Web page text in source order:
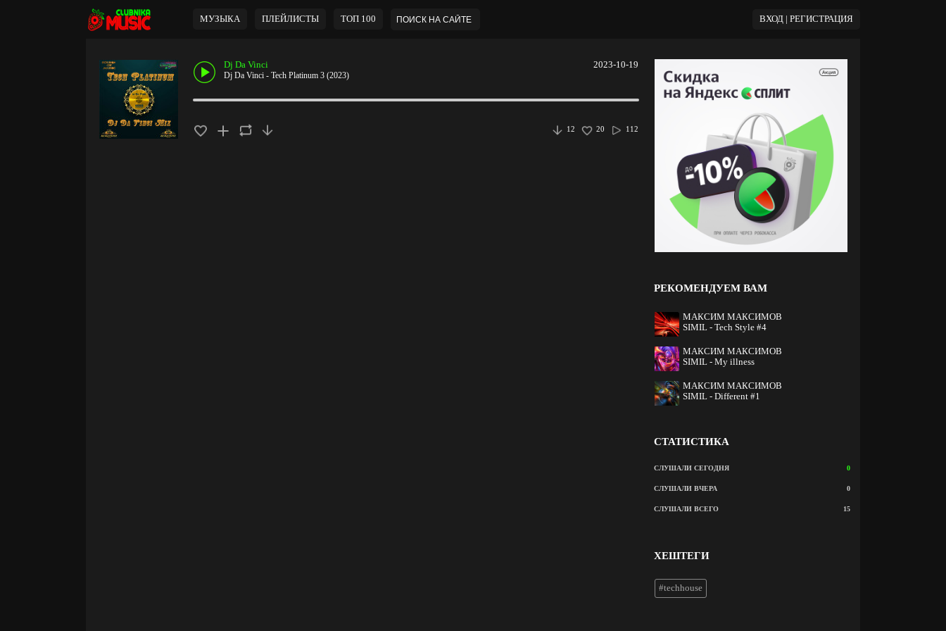
МУЗЫКА ПЛЕЙЛИСТЫ ТОП 100 ВХОД | РЕГИСТРАЦИЯ
2023-10-19
Dj Da Vinci
Dj Da Vinci - Tech Platinum 3 (2023)
112
20
12
РЕКОМЕНДУЕМ ВАМ
МАКСИМ МАКСИМОВ
SIMIL - Tech Style #4
МАКСИМ МАКСИМОВ
SIMIL - My illness
МАКСИМ МАКСИМОВ
SIMIL - Different #1
СТАТИСТИКА
СЛУШАЛИ СЕГОДНЯ 0
СЛУШАЛИ ВЧЕРА 0
СЛУШАЛИ ВСЕГО 15
ХЕШТЕГИ
#techhouse